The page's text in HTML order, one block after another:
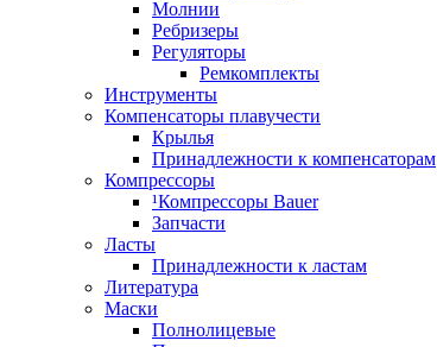
Молнии
Ребризеры
Регуляторы
Ремкомплекты
Инструменты
Компенсаторы плавучести
Крылья
Принадлежности к компенсаторам
Компрессоры
¹Компрессоры Bauer
Запчасти
Ласты
Принадлежности к ластам
Литература
Маски
Полнолицевые